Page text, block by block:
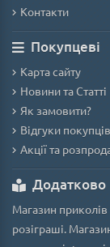
Контакти
Покупцеві
Карта сайту
Новини та Статті
Як замовити?
Відгуки покупців
Акції та
Додатково
Магазин приколів
розіграші.